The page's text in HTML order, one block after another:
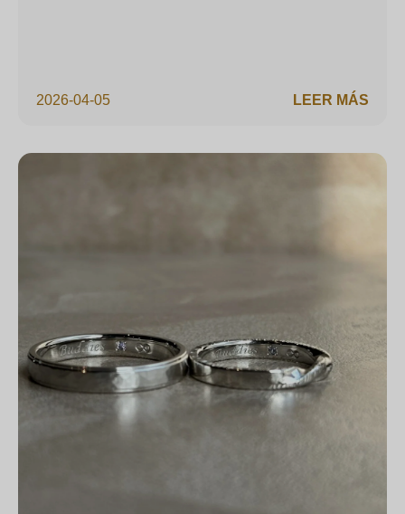
2026-04-05 LEER MÁS